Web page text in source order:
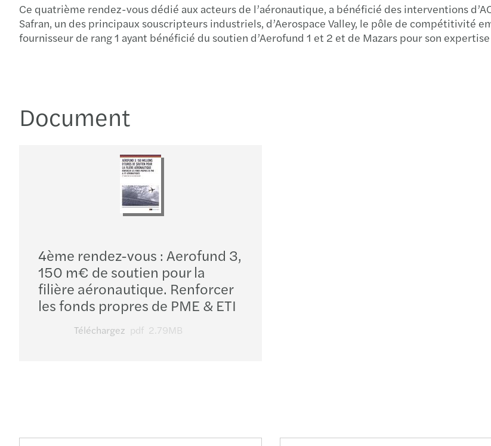
Ce quatrième rendez-vous dédié aux acteurs de l’aéronautique, a bénéficié des interventions
Safran, un des principaux souscripteurs industriels, d’Aerospace Valley, le pôle de compétitivité
fournisseur de rang 1 ayant bénéficié du soutien d’Aerofund 1 et 2 et de Mazars pour son
Document
4ème rendez-vous : Aerofund 3,
150 m€ de soutien pour la
filière aéronautique. Renforcer
les fonds propres de PME & ETI
Téléchargez pdf 2.79MB